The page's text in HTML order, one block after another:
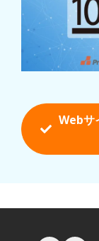
Webサ